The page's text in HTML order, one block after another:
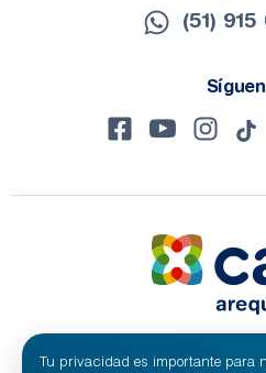
(51)
© 2024 Caja Arequipa -
Tu privacidad es importante para